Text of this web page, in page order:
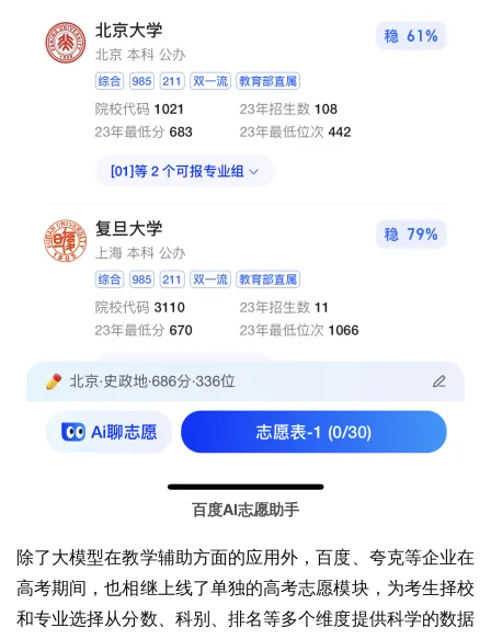
百度AI志愿助手
除了大模型在教学辅助方面的应用外，百度、夸克等企业在
高考期间，也相继上线了单独的高考志愿模块，为考生择校
和专业选择从分数、科别、排名等多个维度提供科学的数据